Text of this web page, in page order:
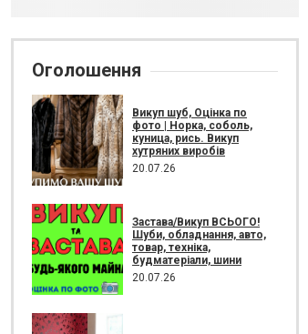
Оголошення
Викуп шуб, Оцінка по
фото | Норка, соболь,
куница, рись. Викуп
хутряних виробів
20.07.26
Застава/Викуп ВСЬОГО!
Шуби, обладнання, авто,
товар, техніка,
будматеріали, шини
20.07.26